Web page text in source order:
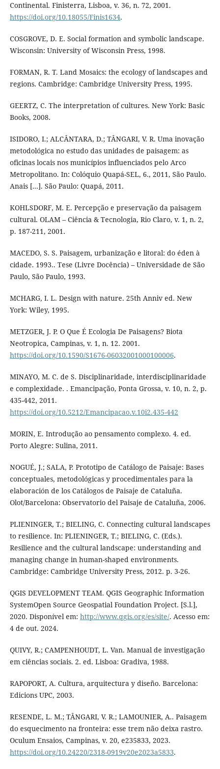
Continental. Finisterra, Lisboa, v. 36, n. 72, 2001.
https://doi.org/10.18055/Finis1634.
COSGROVE, D. E. Social formation and symbolic landscape.
Wisconsin: University of Wisconsin Press, 1998.
FORMAN, R. T. Land Mosaics: the ecology of landscapes and
regions. Cambridge: Cambridge University Press, 1995.
GEERTZ, C. The interpretation of cultures. New York: Basic
Books, 2008.
ISIDORO, I.; ALCÂNTARA, D.; TÂNGARI, V. R. Uma inovação
metodológica no estudo das unidades de paisagem: as
oficinas locais nos municípios influenciados pelo Arco
Metropolitano. In: Colóquio Quapá-SEL, 6., 2011, São Paulo.
Anais [...]. São Paulo: Quapá, 2011.
KOHLSDORF, M. E. Percepção e preservação da paisagem
cultural. OLAM – Ciência & Tecnologia, Rio Claro, v. 1, n. 2,
p. 187-211, 2001.
MACEDO, S. S. Paisagem, urbanização e litoral: do éden à
cidade. 1993.. Tese (Livre Docência) – Universidade de São
Paulo, São Paulo, 1993.
MCHARG, I. L. Design with nature. 25th Anniv ed. New
York: Wiley, 1995.
METZGER, J. P. O Que É Ecologia De Paisagens? Biota
Neotropica, Campinas, v. 1, n. 12. 2001.
https://doi.org/10.1590/S1676-06032001000100006.
MINAYO, M. C. de S. Disciplinaridade, interdisciplinaridade
e complexidade. . Emancipação, Ponta Grossa, v. 10, n. 2, p.
435-442, 2011.
https://doi.org/10.5212/Emancipacao.v.10i2.435-442
MORIN, E. Introdução ao pensamento complexo. 4. ed.
Porto Alegre: Sulina, 2011.
NOGUÉ, J.; SALA, P. Prototipo de Catálogo de Paisaje: Bases
conceptuales, metodológicas y procedimentales para la
elaboración de los Catálogos de Paisaje de Cataluña.
Olot/Barcelona: Observatorio del Paisaje de Cataluña, 2006.
PLIENINGER, T.; BIELING, C. Connecting cultural landscapes
to resilience. In: PLIENINGER, T.; BIELING, C. (Eds.).
Resilience and the cultural landscape: understanding and
managing change in human-shaped environments.
Cambridge: Cambridge University Press, 2012. p. 3-26.
QGIS DEVELOPMENT TEAM. QGIS Geographic Information
SystemOpen Source Geospatial Foundation Project. [S.l.],
2020. Disponível em: http://www.qgis.org/es/site/. Acesso em:
4 de out. 2024.
QUIVY, R.; CAMPENHOUDT, L. Van. Manual de investigação
em ciências sociais. 2. ed. Lisboa: Gradiva, 1988.
RAPOPORT, A. Cultura, arquitectura y diseño. Barcelona:
Edicions UPC, 2003.
RESENDE, L. M.; TÂNGARI, V. R.; LAMOUNIER, A.. Paisagem
do esquecimento na fronteira: esse trem não deixa rastro.
Oculum Ensaios, Campinas, v. 20, e235833, 2023.
https://doi.org/10.24220/2318-0919v20e2023a5833.